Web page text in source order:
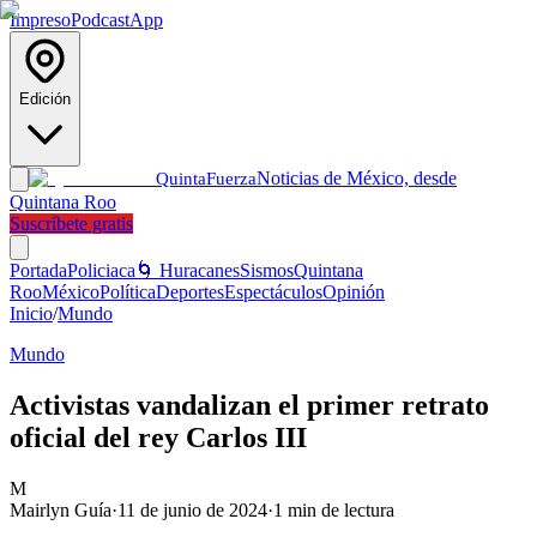
ImpresoPodcastApp
Edición
QuintaFuerzaNoticias de México, desde
Quintana Roo
Suscríbete gratis
PortadaPoliciaca 🌀 HuracanesSismosQuintana
RooMéxicoPolíticaDeportesEspectáculosOpinión
Inicio/Mundo
Mundo
Activistas vandalizan el primer retrato
oficial del rey Carlos III
M
Mairlyn Guía·11 de junio de 2024·1 min de lectura